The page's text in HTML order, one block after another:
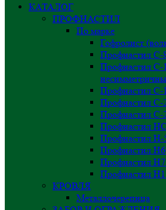
КАТАЛОГ
ПРОФНАСТИЛ
По марке
Гофролист
Профнастил С-
Профнастил С-
Профнастил С-
Профнастил С-
Профнастил С-
Профнастил
Профнастил H-
Профнастил
Профнастил
Профнастил
КРОВЛЯ
Металлочерепица